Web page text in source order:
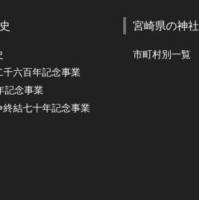
千六百年記念事業
記念事業
終結七十年記念事業
宮崎県の神社
市町村別一覧